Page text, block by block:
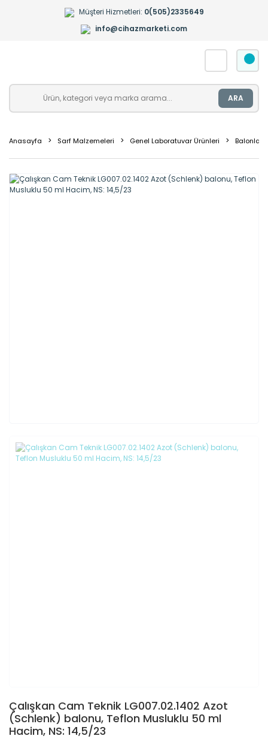
Müşteri Hizmetleri: 0(505)2335649
info@cihazmarketi.com
ARA
Anasayfa Sarf Malzemeleri Genel Laboratuvar Ürünleri Balonlar
Çalışkan Cam Teknik LG007.02.1402 Azot
(Schlenk) balonu, Teflon Musluklu 50 ml
Hacim, NS: 14,5/23